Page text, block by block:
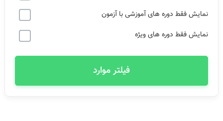
نمایش فقط دوره های آموزشی با آزمون
نمایش فقط دوره های ویژه
فیلتر موارد